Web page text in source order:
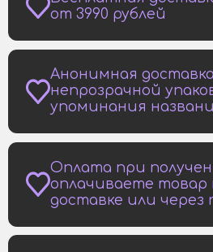
от 3990 рублей
Анонимная
непрозрачной
упоминания
Оплата при
оплачиваете товар
доставке или